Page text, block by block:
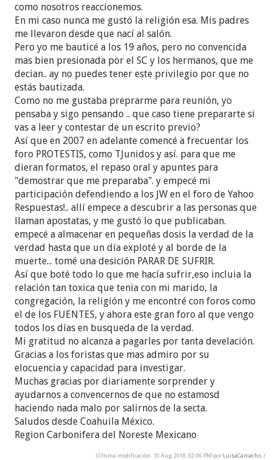
como nosotros reaccionemos.
En mi caso nunca me gustó la religión esa. Mis padres
me llevaron desde que nací al salón.
Pero yo me bauticé a los 19 años, pero no convencida
mas bien presionada por el SC y los hermanos, que me
decian.. ay no puedes tener este privilegio por que no
estás bautizada.
Como no me gustaba preprarme para reunión, yo
pensaba y sigo pensando .. que caso tiene prepararte si
vas a leer y contestar de un escrito previo?
Así que en 2007 en adelante comencé a frecuentar los
foro PROTESTIS, como TJunidos y así. para que me
dieran formatos, el repaso oral y apuntes para
"demostrar que me preparaba". y empecé mi
participación defendiendo a los JW en el foro de Yahoo
Respuestas!.. allí empece a descubrir a las personas que
llaman apostatas, y me gustó lo que publicaban.
empecé a almacenar en pequeñas dosis la verdad de la
verdad hasta que un día exploté y al borde de la
muerte... tomé una desición PARAR DE SUFRIR.
Así que boté todo lo que me hacía sufrir,eso incluia la
relación tan toxica que tenia con mi marido, la
congregación, la religión y me encontré con foros como
el de los FUENTES, y ahora este gran foro al que vengo
todos los días en busqueda de la verdad.
Mi gratitud no alcanza a pagarles por tanta develación.
Gracias a los foristas que mas admiro por su
elocuencia y capacidad para investigar.
Muchas gracias por diariamente sorprender y
ayudarnos a convencernos de que no estamosd
haciendo nada malo por salirnos de la secta.
Saludos desde Coahuila México.
Region Carbonifera del Noreste Mexicano
(Última modificación: 31 Aug, 2018, 02:06 PM por LuisaCamacho.)